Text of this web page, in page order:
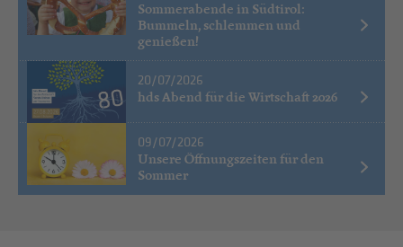
Sommerabende in Südtirol:
Bummeln, schlemmen und
genießen!
20/07/2026
hds Abend für die Wirtschaft 2026
09/07/2026
Unsere Öffnungszeiten für den
Sommer